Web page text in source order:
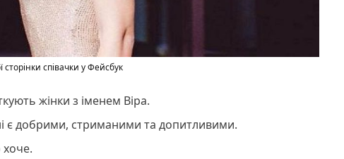
співачки у Фейсбук
жінки з іменем Віра.
є добрими, стриманими та допитливими.
хоче.